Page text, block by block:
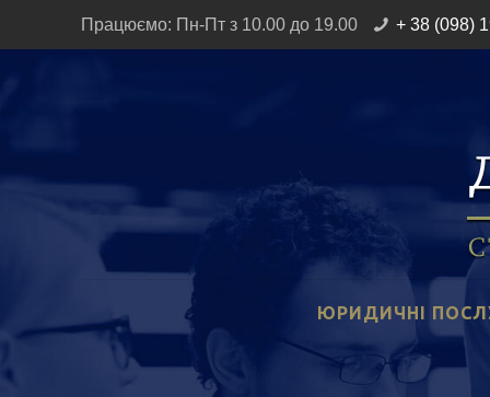
Працюємо: Пн-Пт з 10.00 до 19.00 + 38 (098)
ЮРИДИЧНІ